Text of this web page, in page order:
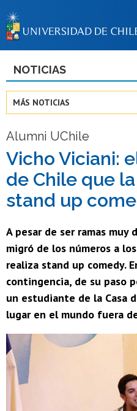
NOTICIAS
MÁS NOTICIAS
Alumni UChile
Vicho Viciani:
de Chile que
stand up
A pesar de ser ramas
migró de los números a
realiza stand up comedy.
contingencia, de su paso
un estudiante de la Casa
lugar en el mundo fuera